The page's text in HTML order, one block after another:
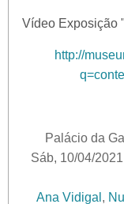
Vídeo Exposição
http://
Palácio da
Sáb, 10/04/
Ana Vidigal ,